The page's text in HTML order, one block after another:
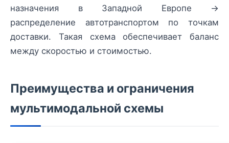
назначения в Западной Европе →
распределение автотранспортом по точкам
доставки. Такая схема обеспечивает баланс
между скоростью и стоимостью.
Преимущества и ограничения
мультимодальной схемы